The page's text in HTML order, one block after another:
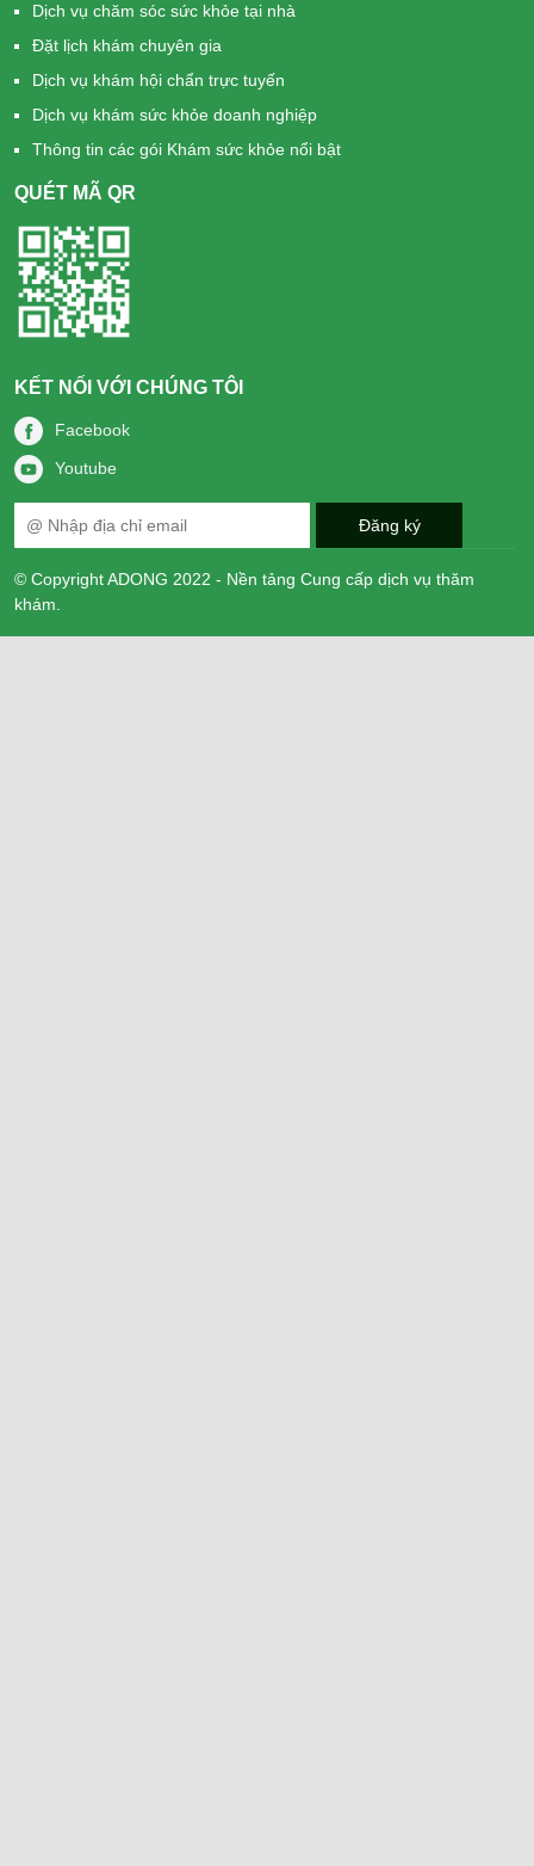
Dịch vụ chăm sóc sức khỏe tại nhà
Đặt lịch khám chuyên gia
Dịch vụ khám hội chẩn trực tuyến
Dịch vụ khám sức khỏe doanh nghiệp
Thông tin các gói Khám sức khỏe nổi bật
QUÉT MÃ QR
KẾT NỐI VỚI CHÚNG TÔI
Facebook
Youtube
© Copyright ADONG 2022 - Nền tảng Cung cấp dịch vụ thăm
khám.